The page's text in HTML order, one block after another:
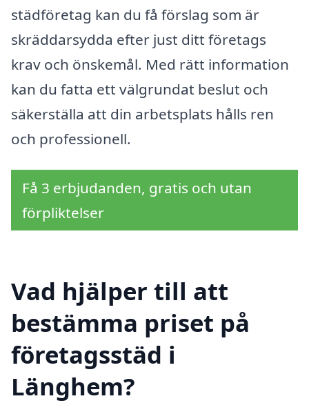
städföretag kan du få förslag som är
skräddarsydda efter just ditt företags
krav och önskemål. Med rätt information
kan du fatta ett välgrundat beslut och
säkerställa att din arbetsplats hålls ren
och professionell.
Få 3 erbjudanden, gratis och utan
förpliktelser
Vad hjälper till att
bestämma priset på
företagsstäd i
Länghem?